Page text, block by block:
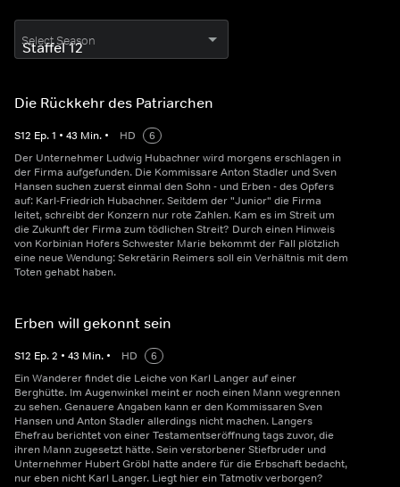
Select Season
Die Rückkehr des Patriarchen
S12 Ep.1 • 43 Min. • HD
6
Der Unternehmer Ludwig Hubachner wird morgens erschlagen in
der Firma aufgefunden. Die Kommissare Anton Stadler und Sven
Hansen suchen zuerst einmal den Sohn - und Erben - des Opfers
auf: Karl-Friedrich Hubachner. Seitdem der "Junior" die Firma
leitet, schreibt der Konzern nur rote Zahlen. Kam es im Streit um
die Zukunft der Firma zum tödlichen Streit? Durch einen Hinweis
von Korbinian Hofers Schwester Marie bekommt der Fall plötzlich
eine neue Wendung: Sekretärin Reimers soll ein Verhältnis mit dem
Toten gehabt haben.
Erben will gekonnt sein
S12 Ep.2 • 43 Min. • HD
6
Ein Wanderer findet die Leiche von Karl Langer auf einer
Berghütte. Im Augenwinkel meint er noch einen Mann wegrennen
zu sehen. Genauere Angaben kann er den Kommissaren Sven
Hansen und Anton Stadler allerdings nicht machen. Langers
Ehefrau berichtet von einer Testamentseröffnung tags zuvor, die
ihren Mann zugesetzt hätte. Sein verstorbener Stiefbruder und
Unternehmer Hubert Gröbl hatte andere für die Erbschaft bedacht,
nur eben nicht Karl Langer. Liegt hier ein Tatmotiv verborgen?